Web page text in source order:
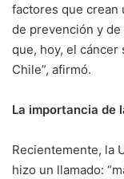
factores que crean
de prevención y
que, hoy, el cáncer
Chile”, afirmó.
La importancia de
Recientemente, la
hizo un llamado: